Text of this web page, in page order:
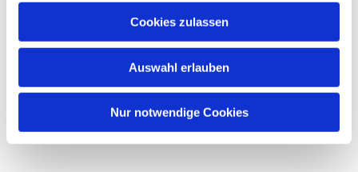
Cookies zulassen
Auswahl erlauben
Nur notwendige Cookies